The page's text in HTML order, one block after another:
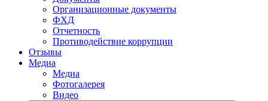
Организационные документы
ФХД
Отчетность
Противодействие коррупции
Отзывы
Медиа
Медиа
Фотогалерея
Видео